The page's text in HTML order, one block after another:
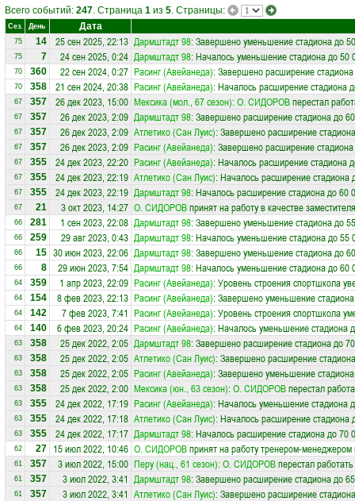
Всего событий: 247. Страница 1 из 5. Страницы:
Сез. День Дата
75 14 25 сен 2025, 22:13 Дармштадт 98: Завершено уменьшение стадиона до
75 7 24 сен 2025, 0:24 Дармштадт 98: Началось уменьшение стадиона до 50
70 360 22 сен 2024, 0:27 Расинг (Авейанеда): Завершено расширение
70 358 21 сен 2024, 20:38 Расинг (Авейанеда): Началось расширение стадиона
67 357 26 дек 2023, 15:00 Мексика (мол., 67 сезон): О. СИДОРОВперестал
67 357 26 дек 2023, 2:09 Дармштадт 98: Завершено расширение стадиона до
67 357 26 дек 2023, 2:09 Атлетико (Сан Луис): Завершено расширение
67 357 26 дек 2023, 2:09 Расинг (Авейанеда): Завершено расширение
67 355 24 дек 2023, 22:20 Расинг (Авейанеда): Началось расширение стадиона
67 355 24 дек 2023, 22:19 Атлетико (Сан Луис): Началось расширение стадиона
67 355 24 дек 2023, 22:19 Дармштадт 98: Началось расширение стадиона до 60
67 21 3 окт 2023, 14:27 О. СИДОРОВпринят на работу в качестве
66 281 1 сен 2023, 22:08 Дармштадт 98: Завершено уменьшение стадиона до
66 259 29 авг 2023, 0:43 Дармштадт 98: Началось уменьшение стадиона до 55
66 15 30 июн 2023, 22:06 Дармштадт 98: Завершено уменьшение стадиона до
66 8 29 июн 2023, 7:54 Дармштадт 98: Началось уменьшение стадиона до 60
64 359 1 апр 2023, 22:09 Расинг (Авейанеда): Уровень строения спортшкола
64 154 8 фев 2023, 22:13 Расинг (Авейанеда): Завершено уменьшение
64 142 7 фев 2023, 7:41 Расинг (Авейанеда): Уровень строения спортшкола
64 140 6 фев 2023, 20:24 Расинг (Авейанеда): Началось уменьшение стадиона
63 358 25 дек 2022, 2:05 Дармштадт 98: Завершено расширение стадиона до
63 358 25 дек 2022, 2:05 Атлетико (Сан Луис): Завершено расширение
63 358 25 дек 2022, 2:05 Расинг (Авейанеда): Завершено уменьшение
63 358 25 дек 2022, 2:00 Мексика (юн., 63 сезон): О. СИДОРОВперестал
63 355 24 дек 2022, 17:19 Расинг (Авейанеда): Началось уменьшение стадиона
63 355 24 дек 2022, 17:18 Атлетико (Сан Луис): Началось расширение стадиона
63 355 24 дек 2022, 17:17 Дармштадт 98: Началось расширение стадиона до 70
62 27 15 июл 2022, 10:46 О. СИДОРОВпринят на работу тренером-
61 357 3 июл 2022, 15:00 Перу (нац., 61 сезон): О. СИДОРОВперестал
61 357 3 июл 2022, 3:41 Дармштадт 98: Завершено расширение стадиона до
61 357 3 июл 2022, 3:41 Атлетико (Сан Луис): Завершено расширение